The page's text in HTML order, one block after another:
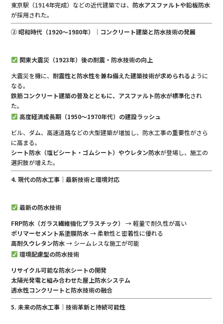
東京駅（1914年完成）などの近代建築では、防水アスファルトや鉛板防水
が採用された。
② 昭和時代（1920〜1980年）｜コンクリート建築と防水技術の発展
関東大震災（1923年）後の耐震・防水技術の向上
大震災を機に、耐震性と防水性を兼ね備えた建築技術が求められるように
なる。
鉄筋コンクリート建築の普及とともに、アスファルト防水が標準化され
た。
高度経済成長期（1950〜1970年代）の建設ラッシュ
ビル、ダム、高速道路などの大型建築が増加し、防水工事の重要性がさら
に高まる。
シート防水（塩ビシート・ゴムシート）やウレタン防水が登場し、施工の
選択肢が増えた。
4. 現代の防水工事｜最新技術と環境対応
最新の防水技術
FRP防水（ガラス繊維強化プラスチック）
→ 軽量で耐久性が高い
ポリマーセメント系塗膜防水→ 柔軟性と密着性に優れる
高耐久ウレタン防水→ シームレスな施工が可能
環境配慮型の防水技術
リサイクル可能な防水シートの開発
太陽光発電と組み合わせた屋上防水システム
透水性コンクリートと防水技術の融合
5. 未来の防水工事｜技術革新と持続可能性